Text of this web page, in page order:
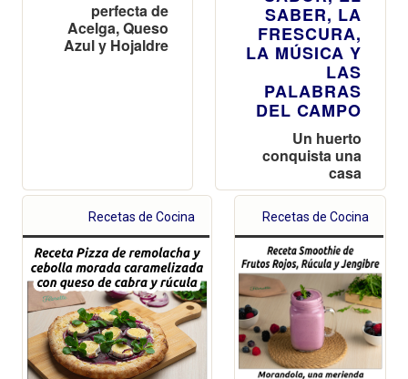
perfecta de
Acelga, Queso
Azul y Hojaldre
SABER, LA
FRESCURA,
LA MÚSICA Y
LAS
PALABRAS
DEL CAMPO
Un huerto
conquista una
casa
Recetas de Cocina Recetas de Cocina